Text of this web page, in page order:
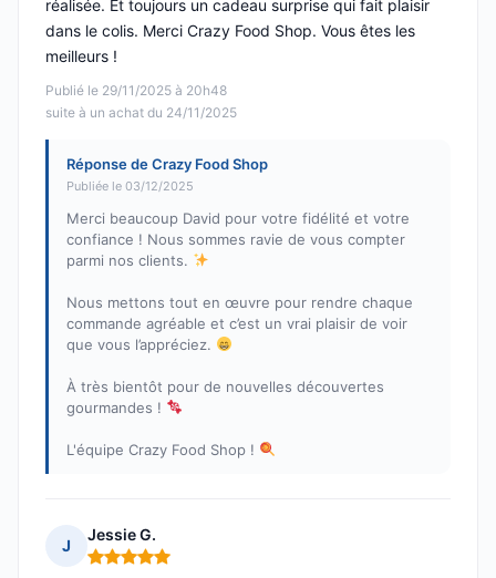
Publié le 29/11/2025 à 20h48
suite à un achat du 24/11/2025
réalisée. Et toujours un cadeau surprise qui fait plaisir
dans le colis. Merci Crazy Food Shop. Vous êtes les
meilleurs !
Réponse de Crazy Food Shop
Publiée le 03/12/2025
Merci beaucoup David pour votre fidélité et votre
confiance ! Nous sommes ravie de vous compter
parmi nos clients.
Nous mettons tout en œuvre pour rendre chaque
commande agréable et c’est un vrai plaisir de voir
que vous l’appréciez.
À très bientôt pour de nouvelles découvertes
gourmandes !
L'équipe Crazy Food Shop !
J
Jessie G.
Note : 5 sur 5